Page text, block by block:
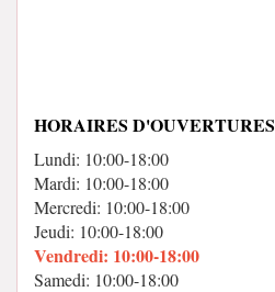
HORAIRES D'OUVERTURES
Lundi: 10:00-18:00
Mardi: 10:00-18:00
Mercredi: 10:00-18:00
Jeudi: 10:00-18:00
Vendredi: 10:00-18:00
Samedi: 10:00-18:00